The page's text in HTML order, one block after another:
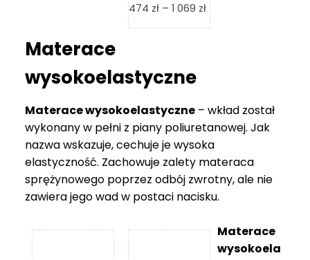
474 zł – 1 069 złZakres
cen:
069 zł
Materace
wysokoelastyczne
Materace wysokoelastyczne – wkład został
wykonany w pełni z piany poliuretanowej. Jak
nazwa wskazuje, cechuje je wysoka
elastyczność. Zachowuje zalety materaca
sprężynowego poprzez odbój zwrotny, ale nie
zawiera jego wad w postaci nacisku.
Materace
wysokoela